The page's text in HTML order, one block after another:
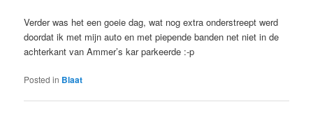
Verder was het een goeie dag, wat nog extra onderstreept werd
doordat ik met mijn auto en met piepende banden net niet in de
achterkant van Ammer’s kar parkeerde :-p
Posted in Blaat